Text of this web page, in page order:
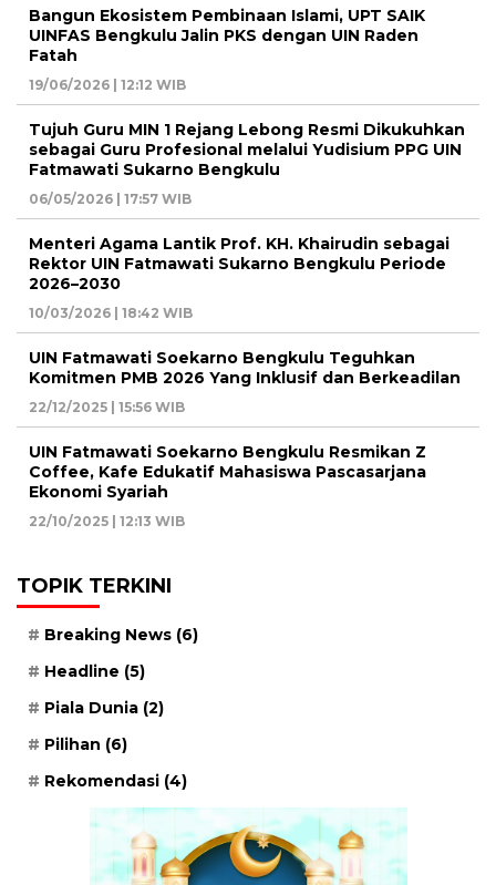
Bangun Ekosistem Pembinaan Islami, UPT SAIK
UINFAS Bengkulu Jalin PKS dengan UIN Raden
Fatah
19/06/2026 | 12:12 WIB
Tujuh Guru MIN 1 Rejang Lebong Resmi Dikukuhkan
sebagai Guru Profesional melalui Yudisium PPG UIN
Fatmawati Sukarno Bengkulu
06/05/2026 | 17:57 WIB
Menteri Agama Lantik Prof. KH. Khairudin sebagai
Rektor UIN Fatmawati Sukarno Bengkulu Periode
2026–2030
10/03/2026 | 18:42 WIB
UIN Fatmawati Soekarno Bengkulu Teguhkan
Komitmen PMB 2026 Yang Inklusif dan Berkeadilan
22/12/2025 | 15:56 WIB
UIN Fatmawati Soekarno Bengkulu Resmikan Z
Coffee, Kafe Edukatif Mahasiswa Pascasarjana
Ekonomi Syariah
22/10/2025 | 12:13 WIB
TOPIK TERKINI
Breaking News (6)
Headline (5)
Piala Dunia (2)
Pilihan (6)
Rekomendasi (4)